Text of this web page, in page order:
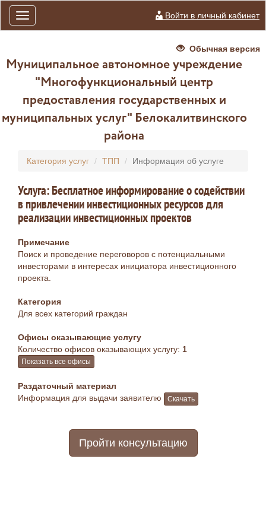
Toggle
navigation
Войти в личный кабинет
Обычная версия
Муниципальное автономное учреждение
"Многофункциональный центр
предоставления государственных и
муниципальных услуг" Белокалитвинского
района
Категория услуг ТПП Информация об услуге
Услуга: Бесплатное информирование о содействии
в привлечении инвестиционных ресурсов для
реализации инвестиционных проектов
Примечание
Поиск и проведение переговоров с потенциальными
инвесторами в интересах инициатора инвестиционного
проекта.
Категория
Для всех категорий граждан
Офисы оказывающие услугу
Количество офисов оказывающих услугу: 1
Показать все офисы
Раздаточный материал
Информация для выдачи заявителю
Скачать
Пройти консультацию